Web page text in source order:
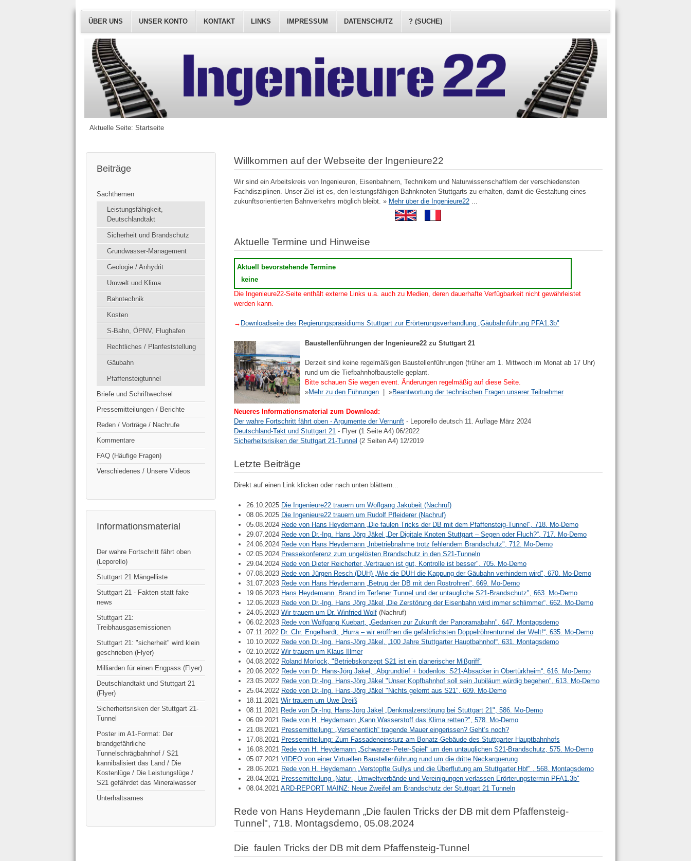
ÜBER UNS UNSER KONTO KONTAKT LINKS IMPRESSUM DATENSCHUTZ ? (SUCHE)
Aktuelle Seite: Startseite
Beiträge
Sachthemen
Leistungsfähigkeit,
Deutschlandtakt
Sicherheit und Brandschutz
Grundwasser-Management
Geologie / Anhydrit
Umwelt und Klima
Bahntechnik
Kosten
S-Bahn, ÖPNV, Flughafen
Rechtliches / Planfeststellung
Gäubahn
Pfaffensteigtunnel
Briefe und Schriftwechsel
Pressemitteilungen / Berichte
Reden / Vorträge / Nachrufe
Kommentare
FAQ (Häufige Fragen)
Verschiedenes / Unsere Videos
Informationsmaterial
Der wahre Fortschritt fährt oben
(Leporello)
Stuttgart 21 Mängelliste
Stuttgart 21 - Fakten statt fake
news
Stuttgart 21:
Treibhausgasemissionen
Stuttgart 21: "sicherheit" wird klein
geschrieben (Flyer)
Milliarden für einen Engpass (Flyer)
Deutschlandtakt und Stuttgart 21
(Flyer)
Sicherheitsrisken der Stuttgart 21-
Tunnel
Poster im A1-Format: Der
brandgefährliche
Tunnelschrägbahnhof / S21
kannibalisiert das Land / Die
Kostenlüge / Die Leistungslüge /
S21 gefährdet das Mineralwasser
Unterhaltsames
Willkommen auf der Webseite der Ingenieure22
Wir sind ein Arbeitskreis von Ingenieuren, Eisenbahnern, Technikern und Naturwissenschaftlern der verschiedensten
Fachdisziplinen. Unser Ziel ist es, den leistungsfähigen Bahnknoten Stuttgarts zu erhalten, damit die Gestaltung eines
zukunftsorientierten Bahnverkehrs möglich bleibt. » Mehr über die Ingenieure22...
Aktuelle Termine und Hinweise
Aktuell bevorstehende Termine
keine
Die Ingenieure22-Seite enthält externe Links u.a. auch zu Medien, deren dauerhafte Verfügbarkeit nicht gewährleistet
werden kann.
→ Downloadseite des Regierungspräsidiums Stuttgart zur Erörterungsverhandlung „Gäubahnführung PFA1.3b"
Baustellenführungen der Ingenieure22 zu Stuttgart 21
Derzeit sind keine regelmäßigen Baustellenführungen (früher am 1. Mittwoch im Monat ab 17 Uhr)
rund um die Tiefbahnhofbaustelle geplant.
Bitte schauen Sie wegen event. Änderungen regelmäßig auf diese Seite.
»Mehr zu den Führungen| »Beantwortung der technischen Fragen unserer Teilnehmer
Neueres Informationsmaterial zum Download:
Der wahre Fortschritt fährt oben - Argumente der Vernunft- Leporello deutsch 11. Auflage März 2024
Deutschland-Takt und Stuttgart 21 - Flyer (1 Seite A4) 06/2022
Sicherheitsrisiken der Stuttgart 21-Tunnel (2 Seiten A4) 12/2019
Letzte Beiträge
Direkt auf einen Link klicken oder nach unten blättern...
26.10.2025 Die Ingenieure22 trauern um Woflgang Jakubeit (Nachruf)
08.06.2025 Die Ingenieure22 trauern um Rudolf Pfleiderer (Nachruf)
05.08.2024 Rede von Hans Heydemann „Die faulen Tricks der DB mit dem Pfaffensteig-Tunnel", 718. Mo-Demo
29.07.2024 Rede von Dr.-Ing. Hans Jörg Jäkel „Der Digitale Knoten Stuttgart – Segen oder Fluch?“, 717. Mo-Demo
24.06.2024 Rede von Hans Heydemann „Inbetriebnahme trotz fehlendem Brandschutz", 712. Mo-Demo
02.05.2024 Pressekonferenz zum ungelösten Brandschutz in den S21-Tunneln
29.04.2024 Rede von Dieter Reicherter „Vertrauen ist gut, Kontrolle ist besser", 705. Mo-Demo
07.08.2023 Rede von Jürgen Resch (DUH) „Wie die DUH die Kappung der Gäubahn verhindern wird", 670. Mo-Demo
31.07.2023 Rede von Hans Heydemann „Betrug der DB mit den Rostrohren", 669. Mo-Demo
19.06.2023 Hans Heydemann „Brand im Terfener Tunnel und der untaugliche S21-Brandschutz", 663. Mo-Demo
12.06.2023 Rede von Dr.-Ing. Hans Jörg Jäkel „Die Zerstörung der Eisenbahn wird immer schlimmer“, 662. Mo-Demo
24.05.2023 Wir trauern um Dr. Winfried Wolf(Nachruf)
06.02.2023 Rede von Wolfgang Kuebart, „Gedanken zur Zukunft der Panoramabahn", 647. Montagsdemo
07.11.2022 Dr. Chr. Engelhardt, „Hurra – wir eröffnen die gefährlichsten Doppelröhrentunnel der Welt!“, 635. Mo-Demo
10.10.2022 Rede von Dr.-Ing. Hans-Jörg Jäkel, „100 Jahre Stuttgarter Hauptbahnhof“, 631. Montagsdemo
02.10.2022 Wir trauern um Klaus Illmer
04.08.2022 Roland Morlock, "Betriebskonzept S21 ist ein planerischer Mißgriff"
20.06.2022 Rede von Dr. Hans-Jörg Jäkel, „Abgrundtief + bodenlos: S21-Absacker in Obertürkheim“, 616. Mo-Demo
23.05.2022 Rede von Dr.-Ing. Hans-Jörg Jäkel "Unser Kopfbahnhof soll sein Jubiläum würdig begehen", 613. Mo-Demo
25.04.2022 Rede von Dr.-Ing. Hans-Jörg Jäkel "Nichts gelernt aus S21", 609. Mo-Demo
18.11.2021 Wir trauern um Uwe Dreiß
08.11.2021 Rede von Dr.-Ing. Hans-Jörg Jäkel „Denkmalzerstörung bei Stuttgart 21", 586. Mo-Demo
06.09.2021 Rede von H. Heydemann „Kann Wasserstoff das Klima retten?", 578. Mo-Demo
21.08.2021 Pressemitteilung: „Versehentlich“ tragende Mauer eingerissen? Geht’s noch?
17.08.2021 Pressemitteilung: Zum Fassadeneinsturz am Bonatz-Gebäude des Stuttgarter Hauptbahnhofs
16.08.2021 Rede von H. Heydemann „Schwarzer-Peter-Spiel“ um den untauglichen S21-Brandschutz, 575. Mo-Demo
05.07.2021 VIDEO von einer Virtuellen Baustellenführung rund um die dritte Neckarquerung
28.06.2021 Rede von H. Heydemann „Verstopfte Gullys und die Überflutung am Stuttgarter Hbf" , 568. Montagsdemo
28.04.2021 Pressemitteilung „Natur-, Umweltverbände und Vereinigungen verlassen Erörterungstermin PFA1.3b"
08.04.2021 ARD-REPORT MAINZ: Neue Zweifel am Brandschutz der Stuttgart 21 Tunneln
Rede von Hans Heydemann „Die faulen Tricks der DB mit dem Pfaffensteig-
Tunnel", 718. Montagsdemo, 05.08.2024
Die faulen Tricks der DB mit dem Pfaffensteig-Tunnel